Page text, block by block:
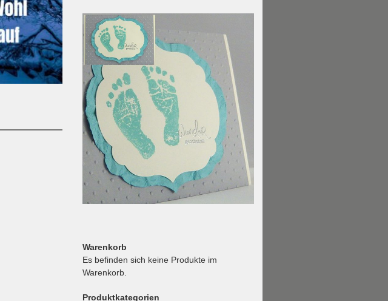
Warenkorb
Es befinden sich keine Produkte im
Warenkorb.
Produktkategorien